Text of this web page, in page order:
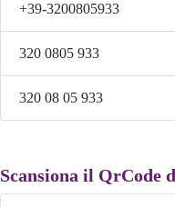
+39-3200805933
320 0805 933
320 08 05 933
Scansiona il QrCode